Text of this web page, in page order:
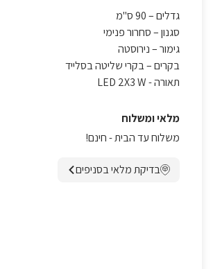
גדלים – 90 ס"מ
סגנון – סחרור פנימי
גימור – נירוסטה
בקרים – בקרי שליטה בסלייד
תאורה - LED 2X3 W
מלאי ומשלוח
משלוח עד הבית - חינם!
בדיקת מלאי בסניפים